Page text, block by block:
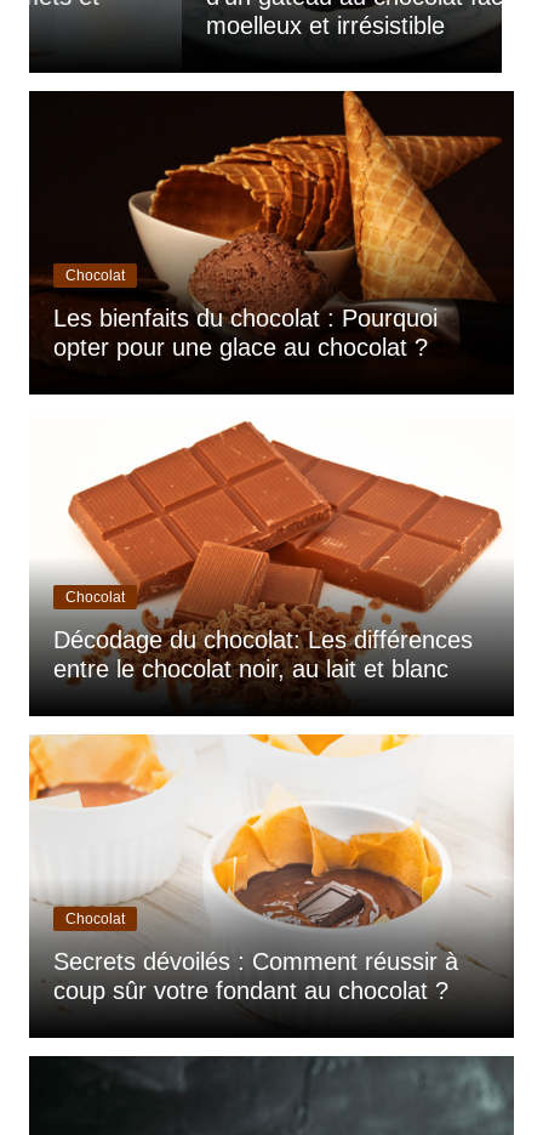
d’acheter vos confiseries
Chocolat
Les bienfaits du chocolat : Pourquoi
opter pour une glace au chocolat ?
Chocolat
Décodage du chocolat: Les différences
entre le chocolat noir, au lait et blanc
Chocolat
Secrets dévoilés : Comment réussir à
coup sûr votre fondant au chocolat ?